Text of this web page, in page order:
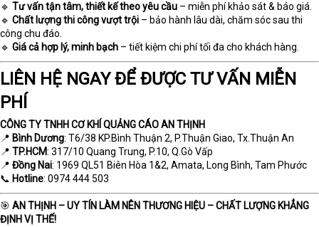
🔹 Tư vấn tận tâm, thiết kế theo yêu cầu – miễn phí khảo sát & báo giá.
🔹 Chất lượng thi công vượt trội – bảo hành lâu dài, chăm sóc sau thi
công chu đáo.
🔹 Giá cả hợp lý, minh bạch – tiết kiệm chi phí tối đa cho khách hàng.
LIÊN HỆ NGAY ĐỂ ĐƯỢC TƯ VẤN MIỄN
PHÍ
CÔNG TY TNHH CƠ KHÍ QUẢNG CÁO AN THỊNH
📍 Bình Dương: T6/38 KP.Bình Thuận 2, P.Thuận Giao, Tx.Thuận An
📍 TP.HCM: 317/10 Quang Trung, P.10, Q.Gò Vấp
📍 Đồng Nai: 1969 QL51 Biên Hòa 1&2, Amata, Long Bình, Tam Phước
📞 Hotline: 0974 444 503
🎯 AN THỊNH – UY TÍN LÀM NÊN THƯƠNG HIỆU – CHẤT LƯỢNG KHẲNG
ĐỊNH VỊ THẾ!